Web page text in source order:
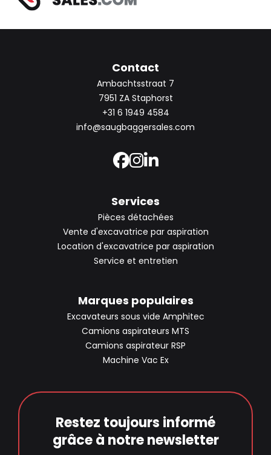
Contact
Ambachtsstraat 7
7951 ZA Staphorst
+31 6 1949 4584
info@saugbaggersales.com
Services
Pièces détachées
Vente d'excavatrice par aspiration
Location d'excavatrice par aspiration
Service et entretien
Marques populaires
Excavateurs sous vide Amphitec
Camions aspirateurs MTS
Camions aspirateur RSP
Machine Vac Ex
Restez toujours informé
grâce à notre newsletter